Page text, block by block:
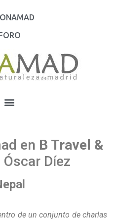
en B Travel &
Óscar Díez
de un conjunto de charlas